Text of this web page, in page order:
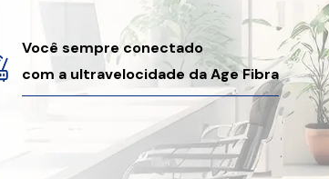
Você sempre conectado
com a ultravelocidade da Age Fibra